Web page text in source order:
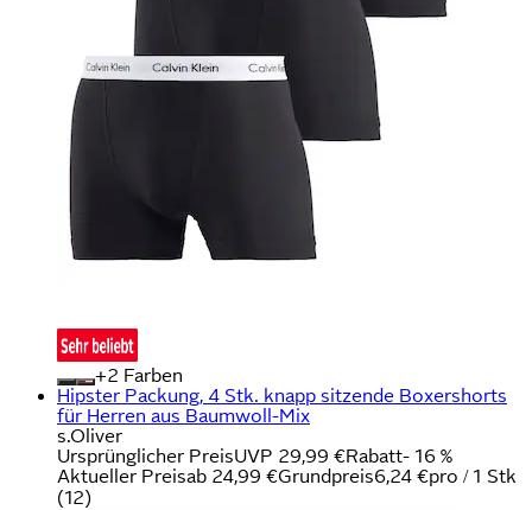
+
Farben
Hipster Packung, 4 Stk. knapp sitzende Boxershorts
für Herren aus Baumwoll-Mix
s.Oliver
Ursprünglicher PreisUVP 29,99 €Rabatt- 16 %
Aktueller Preisab 24,99 €Grundpreis6,24 €pro / 1 Stk
(12)